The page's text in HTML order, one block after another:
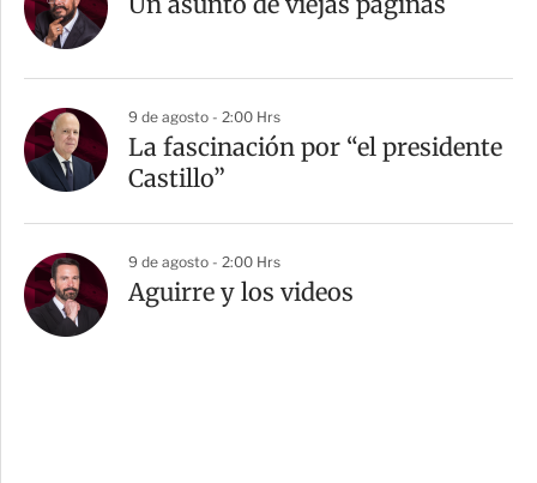
9 de agosto - 2:00 Hrs
La fascinación por “el presidente
Castillo”
9 de agosto - 2:00 Hrs
Aguirre y los videos